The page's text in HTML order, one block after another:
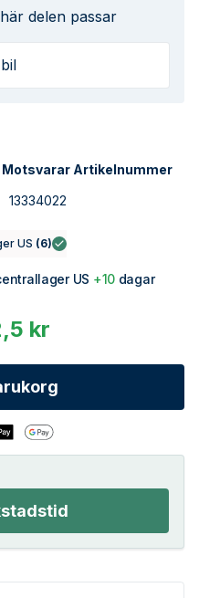
delen passar
Motsvarar Artikelnummer
13334022
US (6)
US +10 dagar
kr